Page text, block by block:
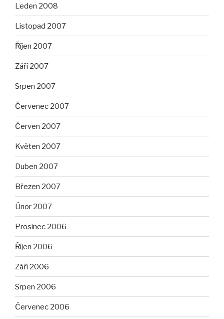
Leden 2008
Listopad 2007
Říjen 2007
Září 2007
Srpen 2007
Červenec 2007
Červen 2007
Květen 2007
Duben 2007
Březen 2007
Únor 2007
Prosinec 2006
Říjen 2006
Září 2006
Srpen 2006
Červenec 2006